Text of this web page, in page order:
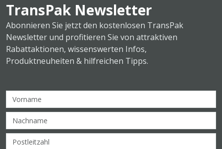
TransPak Newsletter
Abonnieren Sie jetzt den kostenlosen TransPak
Newsletter und profitieren Sie von attraktiven
Rabattaktionen, wissenswerten Infos,
Produktneuheiten & hilfreichen Tipps.